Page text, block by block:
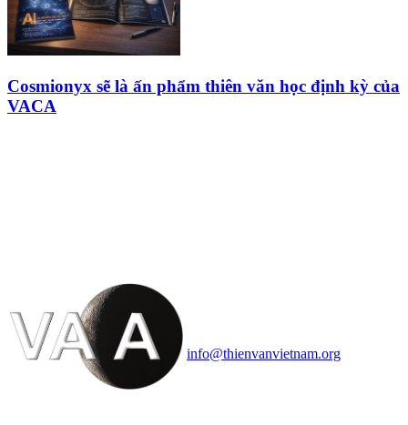
Cosmionyx sẽ là ấn phẩm thiên văn học định kỳ của
VACA
info@thienvanvietnam.org